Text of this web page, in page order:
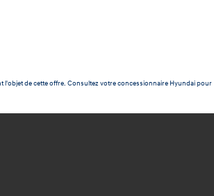
de cette offre. Consultez votre concessionnaire Hyundai pour